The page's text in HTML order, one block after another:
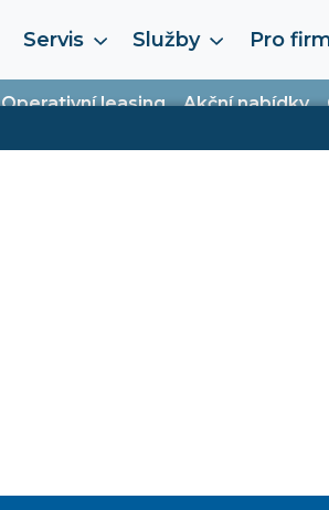
Servis Služby Pro
Operativní leasing Akční nabídky